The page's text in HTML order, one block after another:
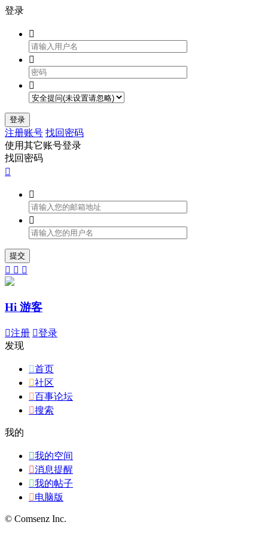
登录



登录
注册账号 找回密码
使用其它账号登录
找回密码



提交
  
Hi 游客
注册 登录
发现
首页
社区
百事论坛
搜索
我的
我的空间
消息提醒
我的帖子
电脑版
© Comsenz Inc.